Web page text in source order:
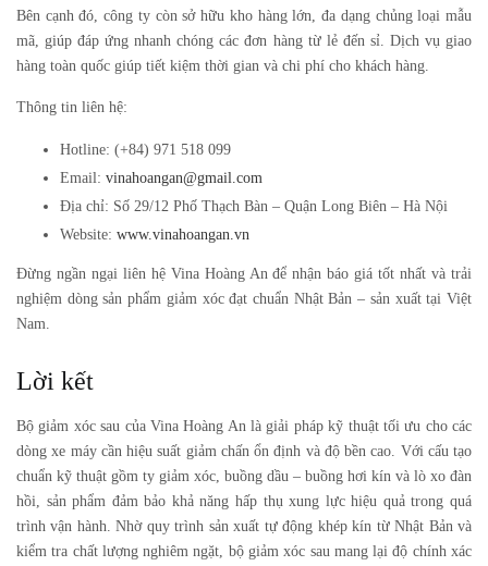
Bên cạnh đó, công ty còn sở hữu kho hàng lớn, đa dạng chủng loại mẫu
mã, giúp đáp ứng nhanh chóng các đơn hàng từ lẻ đến sỉ. Dịch vụ giao
hàng toàn quốc giúp tiết kiệm thời gian và chi phí cho khách hàng.
Thông tin liên hệ:
Hotline: (+84) 971 518 099
Email: vinahoangan@gmail.com
Địa chỉ: Số 29/12 Phố Thạch Bàn – Quận Long Biên – Hà Nội
Website: www.vinahoangan.vn
Đừng ngần ngại liên hệ Vina Hoàng An để nhận báo giá tốt nhất và trải
nghiệm dòng sản phẩm giảm xóc đạt chuẩn Nhật Bản – sản xuất tại Việt
Nam.
Lời kết
Bộ giảm xóc sau của Vina Hoàng An là giải pháp kỹ thuật tối ưu cho các
dòng xe máy cần hiệu suất giảm chấn ổn định và độ bền cao. Với cấu tạo
chuẩn kỹ thuật gồm ty giảm xóc, buồng dầu – buồng hơi kín và lò xo đàn
hồi, sản phẩm đảm bảo khả năng hấp thụ xung lực hiệu quả trong quá
trình vận hành. Nhờ quy trình sản xuất tự động khép kín từ Nhật Bản và
kiểm tra chất lượng nghiêm ngặt, bộ giảm xóc sau mang lại độ chính xác